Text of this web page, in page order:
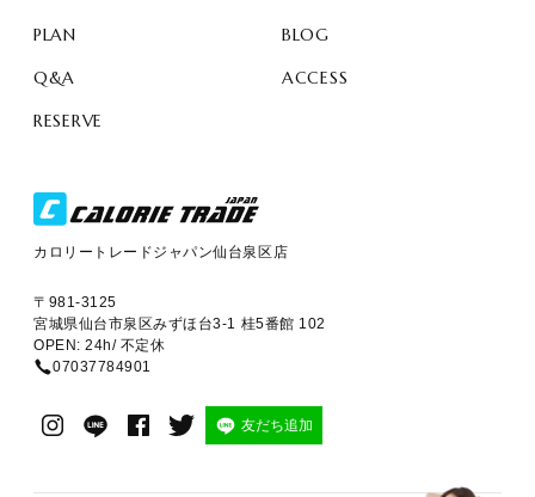
PLAN
BLOG
Q&A
ACCESS
RESERVE
カロリートレードジャパン仙台泉区店
〒981-3125
宮城県仙台市泉区みずほ台3-1 桂5番館 102
OPEN: 24h/ 不定休
07037784901
友だち追加